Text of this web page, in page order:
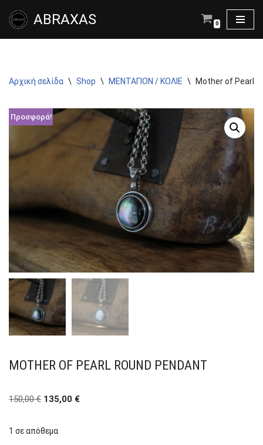
Μεταπηδήστε
ABRAXAS 0
Αρχική σελίδα \ Shop \ ΜΕΝΤΑΓΙΟΝ / ΚΟΛΙΕ \ Mother of Pearl
Προσφορά!
MOTHER OF PEARL ROUND PENDANT
150,00€ 135,00 €
1 σε απόθεμα